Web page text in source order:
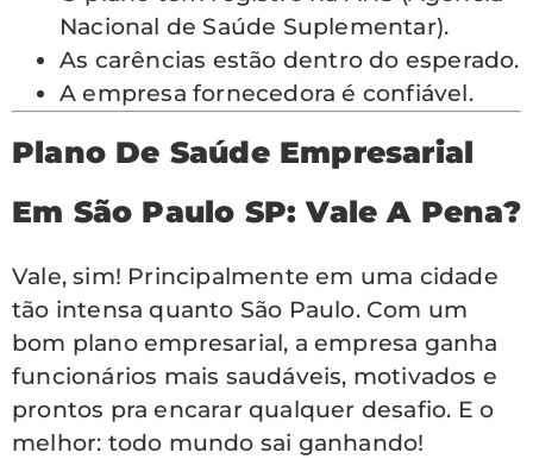
Nacional de Saúde Suplementar).
As carências estão dentro do esperado.
A empresa fornecedora é confiável.
Plano De Saúde Empresarial
Em São Paulo SP: Vale A Pena?
Vale, sim! Principalmente em uma cidade
tão intensa quanto São Paulo. Com um
bom plano empresarial, a empresa ganha
funcionários mais saudáveis, motivados e
prontos pra encarar qualquer desafio. E o
melhor: todo mundo sai ganhando!